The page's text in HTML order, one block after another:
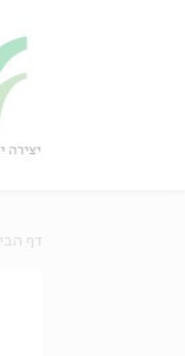
דף